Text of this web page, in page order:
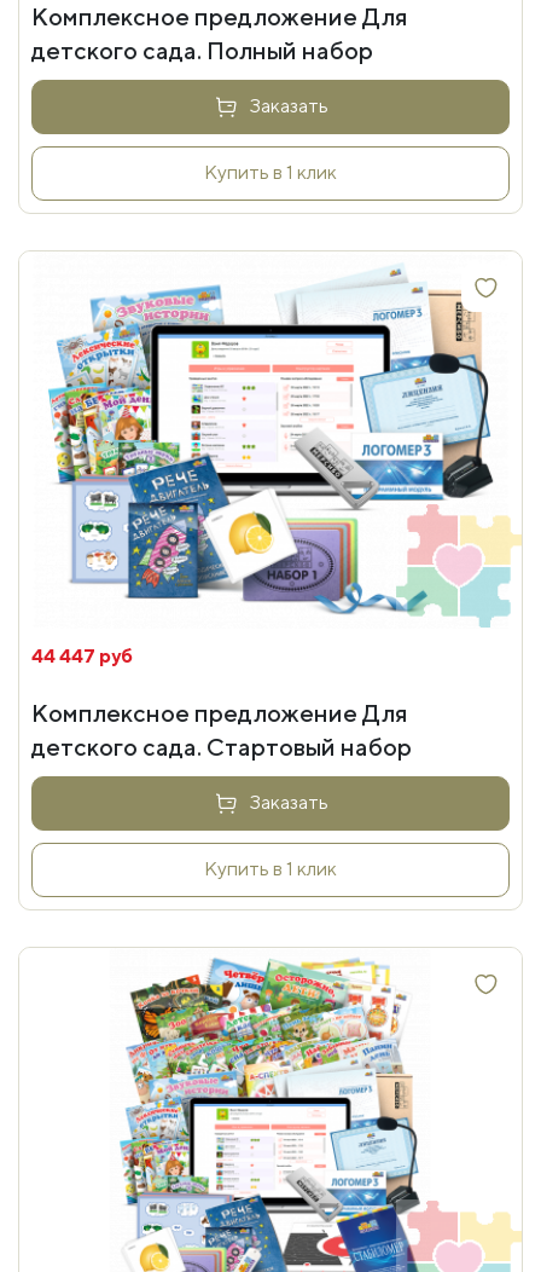
Комплексное предложение Для
детского сада. Полный набор
Заказать
Купить в 1 клик
44 447 руб
Комплексное предложение Для
детского сада. Стартовый набор
Заказать
Купить в 1 клик